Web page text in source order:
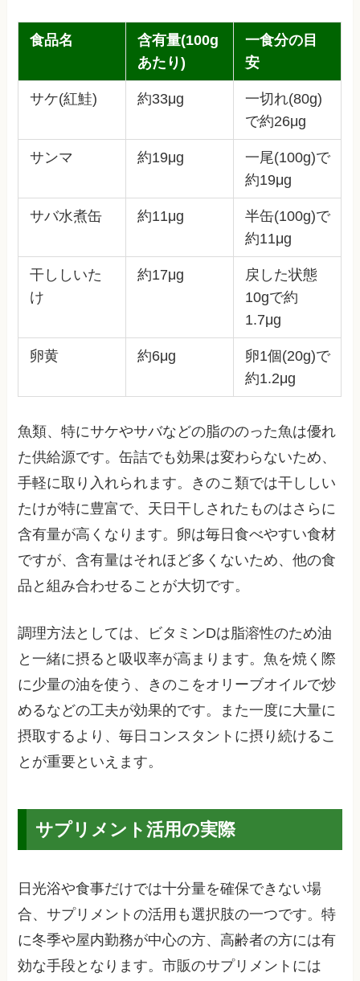
食品名
含有量(100g
あたり)
一食分の目
安
サケ(紅鮭) 約33μg
一切れ(80g)
で約26μg
サンマ 約19μg
一尾(100g)で
約19μg
サバ水煮缶 約11μg
半缶(100g)で
約11μg
干ししいた
け
約17μg
戻した状態
10gで約
1.7μg
卵黄 約6μg
卵1個(20g)で
約1.2μg
魚類、特にサケやサバなどの脂ののった魚は優れ
た供給源です。缶詰でも効果は変わらないため、
手軽に取り入れられます。きのこ類では干ししい
たけが特に豊富で、天日干しされたものはさらに
含有量が高くなります。卵は毎日食べやすい食材
ですが、含有量はそれほど多くないため、他の食
品と組み合わせることが大切です。
調理方法としては、ビタミンDは脂溶性のため油
と一緒に摂ると吸収率が高まります。魚を焼く際
に少量の油を使う、きのこをオリーブオイルで炒
めるなどの工夫が効果的です。また一度に大量に
摂取するより、毎日コンスタントに摂り続けるこ
とが重要といえます。
サプリメント活用の実際
日光浴や食事だけでは十分量を確保できない場
合、サプリメントの活用も選択肢の一つです。特
に冬季や屋内勤務が中心の方、高齢者の方には有
効な手段となります。市販のサプリメントには